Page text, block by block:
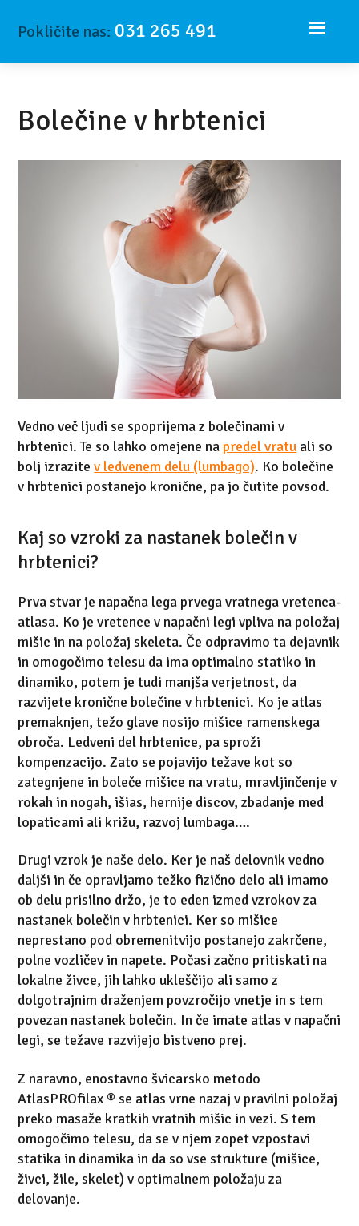
Pokličite nas: 031 265 491
Bolečine v hrbtenici
Vedno več ljudi se spoprijema z bolečinami v
hrbtenici. Te so lahko omejene na predel vratu ali so
bolj izrazitev ledvenem delu (lumbago). Ko bolečine
v hrbtenici postanejo kronične, pa jo čutite povsod.
Kaj so vzroki za nastanek bolečin v
hrbtenici?
Prva stvar je napačna lega prvega vratnega vretenca-
atlasa. Ko je vretence v napačni legi vpliva na položaj
mišic in na položaj skeleta. Če odpravimo ta dejavnik
in omogočimo telesu da ima optimalno statiko in
dinamiko, potem je tudi manjša verjetnost, da
razvijete kronične bolečine v hrbtenici. Ko je atlas
premaknjen, težo glave nosijo mišice ramenskega
obroča. Ledveni del hrbtenice, pa sproži
kompenzacijo. Zato se pojavijo težave kot so
zategnjene in boleče mišice na vratu, mravljinčenje v
rokah in nogah, išias, hernije discov, zbadanje med
lopaticami ali križu, razvoj lumbaga….
Drugi vzrok je naše delo. Ker je naš delovnik vedno
daljši in če opravljamo težko fizično delo ali imamo
ob delu prisilno držo, je to eden izmed vzrokov za
nastanek bolečin v hrbtenici. Ker so mišice
neprestano pod obremenitvijo postanejo zakrčene,
polne vozličev in napete. Počasi začno pritiskati na
lokalne živce, jih lahko ukleščijo ali samo z
dolgotrajnim draženjem povzročijo vnetje in s tem
povezan nastanek bolečin. In če imate atlas v napačni
legi, se težave razvijejo bistveno prej.
Z naravno, enostavno švicarsko metodo
AtlasPROfilax ® se atlas vrne nazaj v pravilni položaj
preko masaže kratkih vratnih mišic in vezi. S tem
omogočimo telesu, da se v njem zopet vzpostavi
statika in dinamika in da so vse strukture (mišice,
živci, žile, skelet) v optimalnem položaju za
delovanje.